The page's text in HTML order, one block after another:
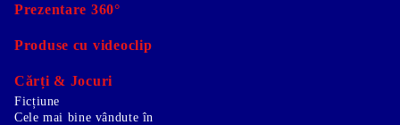
Prezentare 360°
Produse cu videoclip
Cărți & Jocuri
Ficțiune
Cele mai bine vândute în